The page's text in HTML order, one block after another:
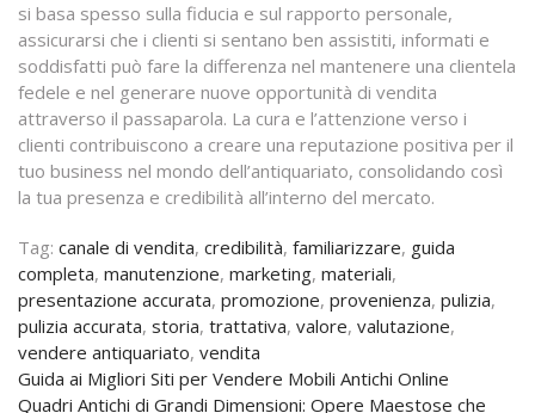
si basa spesso sulla fiducia e sul rapporto personale,
assicurarsi che i clienti si sentano ben assistiti, informati e
soddisfatti può fare la differenza nel mantenere una clientela
fedele e nel generare nuove opportunità di vendita
attraverso il passaparola. La cura e l’attenzione verso i
clienti contribuiscono a creare una reputazione positiva per il
tuo business nel mondo dell’antiquariato, consolidando così
la tua presenza e credibilità all’interno del mercato.
Tag: canale di vendita, credibilità, familiarizzare, guida
completa, manutenzione, marketing, materiali,
presentazione accurata, promozione, provenienza, pulizia,
pulizia accurata, storia, trattativa, valore, valutazione,
vendere antiquariato, vendita
Navigazione
Guida ai Migliori Siti per Vendere Mobili Antichi Online
Quadri Antichi di Grandi Dimensioni: Opere Maestose che